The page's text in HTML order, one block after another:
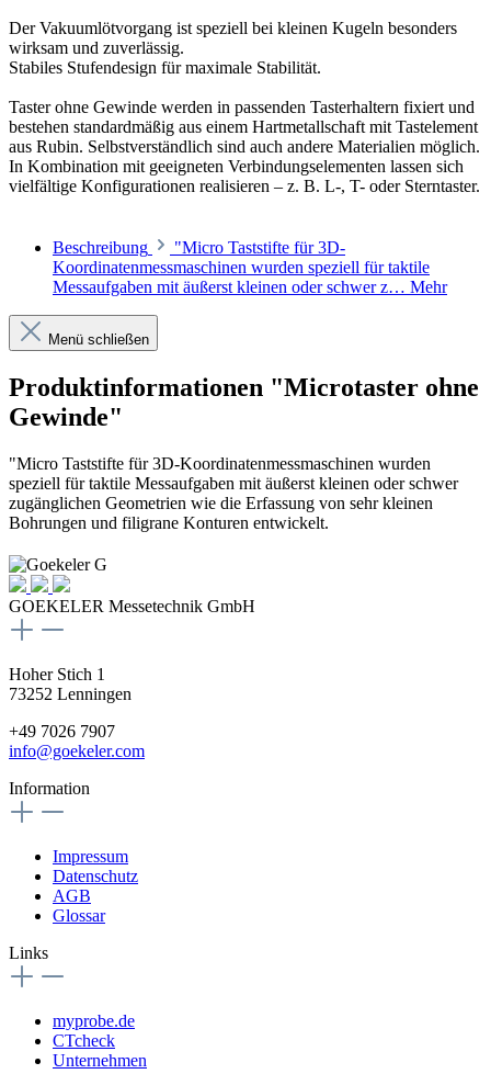
Der Vakuumlötvorgang ist speziell bei kleinen Kugeln besonders
wirksam und zuverlässig.
Stabiles Stufendesign für maximale Stabilität.
Taster ohne Gewinde werden in passenden Tasterhaltern fixiert und
bestehen standardmäßig aus einem Hartmetallschaft mit Tastelement
aus Rubin. Selbstverständlich sind auch andere Materialien möglich.
In Kombination mit geeigneten Verbindungselementen lassen sich
vielfältige Konfigurationen realisieren – z. B. L-, T- oder Sterntaster.
Beschreibung
"Micro Taststifte für 3D-
Koordinatenmessmaschinen wurden speziell für taktile
Messaufgaben mit äußerst kleinen oder schwer z… Mehr
Menü schließen
Produktinformationen "Microtaster ohne
Gewinde"
"Micro Taststifte für 3D-Koordinatenmessmaschinen wurden
speziell für taktile Messaufgaben mit äußerst kleinen oder schwer
zugänglichen Geometrien wie die Erfassung von sehr kleinen
Bohrungen und filigrane Konturen entwickelt.
GOEKELER Messetechnik GmbH
Hoher Stich 1
73252 Lenningen
+49 7026 7907
info@goekeler.com
Information
Impressum
Datenschutz
AGB
Glossar
Links
myprobe.de
CTcheck
Unternehmen